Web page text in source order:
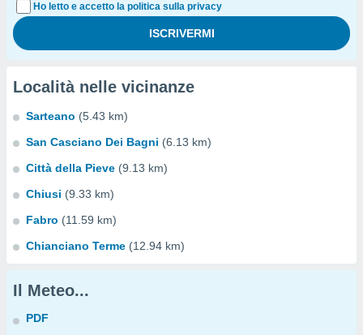
Ho letto e accetto la politica sulla privacy
Località nelle vicinanze
Sarteano (5.43 km)
San Casciano Dei Bagni (6.13 km)
Città della Pieve (9.13 km)
Chiusi (9.33 km)
Fabro (11.59 km)
Chianciano Terme (12.94 km)
Il Meteo...
PDF